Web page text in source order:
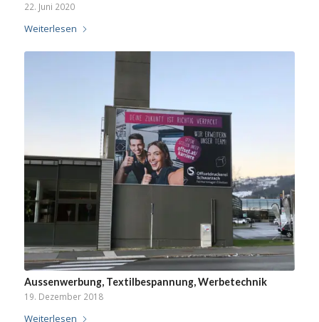
22. Juni 2020
Weiterlesen
Aussenwerbung, Textilbespannung, Werbetechnik
19. Dezember 2018
Weiterlesen